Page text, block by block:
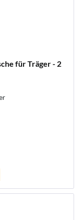
für Träger - 2